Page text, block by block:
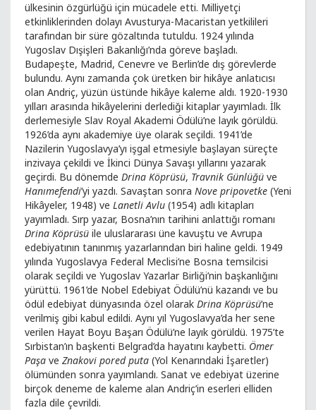
ülkesinin özgürlüğü için mücadele etti. Milliyetçi
etkinliklerinden dolayı Avusturya-Macaristan yetkilileri
tarafından bir süre gözaltında tutuldu. 1924 yılında
Yugoslav Dışişleri Bakanlığı’nda göreve başladı.
Budapeşte, Madrid, Cenevre ve Berlin’de dış görevlerde
bulundu. Aynı zamanda çok üretken bir hikâye anlatıcısı
olan Andriç, yüzün üstünde hikâye kaleme aldı. 1920-1930
yılları arasında hikâyelerini derlediği kitaplar yayımladı. İlk
derlemesiyle Slav Royal Akademi Ödülü’ne layık görüldü.
1926’da aynı akademiye üye olarak seçildi. 1941’de
Nazilerin Yugoslavya’yı işgal etmesiyle başlayan süreçte
inzivaya çekildi ve İkinci Dünya Savaşı yıllarını yazarak
geçirdi. Bu dönemde Drina Köprüsü, Travnik Günlüğü ve
Hanımefendi’yi yazdı. Savaştan sonra Nove pripovetke (Yeni
Hikâyeler, 1948) ve Lanetli Avlu (1954) adlı kitapları
yayımladı. Sırp yazar, Bosna’nın tarihini anlattığı romanı
Drina Köprüsü ile uluslararası üne kavuştu ve Avrupa
edebiyatının tanınmış yazarlarından biri haline geldi. 1949
yılında Yugoslavya Federal Meclisi’ne Bosna temsilcisi
olarak seçildi ve Yugoslav Yazarlar Birliği’nin başkanlığını
yürüttü. 1961’de Nobel Edebiyat Ödülü’nü kazandı ve bu
ödül edebiyat dünyasında özel olarak Drina Köprüsü’ne
verilmiş gibi kabul edildi. Aynı yıl Yugoslavya’da her sene
verilen Hayat Boyu Başarı Ödülü’ne layık görüldü. 1975’te
Sırbistan’ın başkenti Belgrad’da hayatını kaybetti. Ömer
Paşa ve Znakovi pored puta (Yol Kenarındaki İşaretler)
ölümünden sonra yayımlandı. Sanat ve edebiyat üzerine
birçok deneme de kaleme alan Andriç’in eserleri elliden
fazla dile çevrildi.